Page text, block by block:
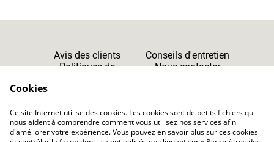
Avis des clients
Conseils d'entretien
Politiques de
Nous contacter
CGV
Cookies
Ce site Internet utilise des cookies. Les cookies sont de petits fichiers qui
nous aident à comprendre comment vous utilisez nos services afin
d'améliorer votre expérience. Vous pouvez en savoir plus sur ces cookies